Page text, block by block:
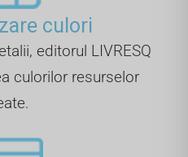
culori
editorul LIVRESQ
culorilor resurselor